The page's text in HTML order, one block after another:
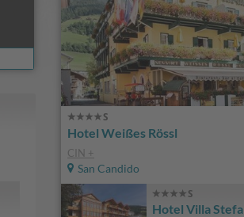
Hotel Weißes Rössl
CIN +
San Candido
Hotel Villa